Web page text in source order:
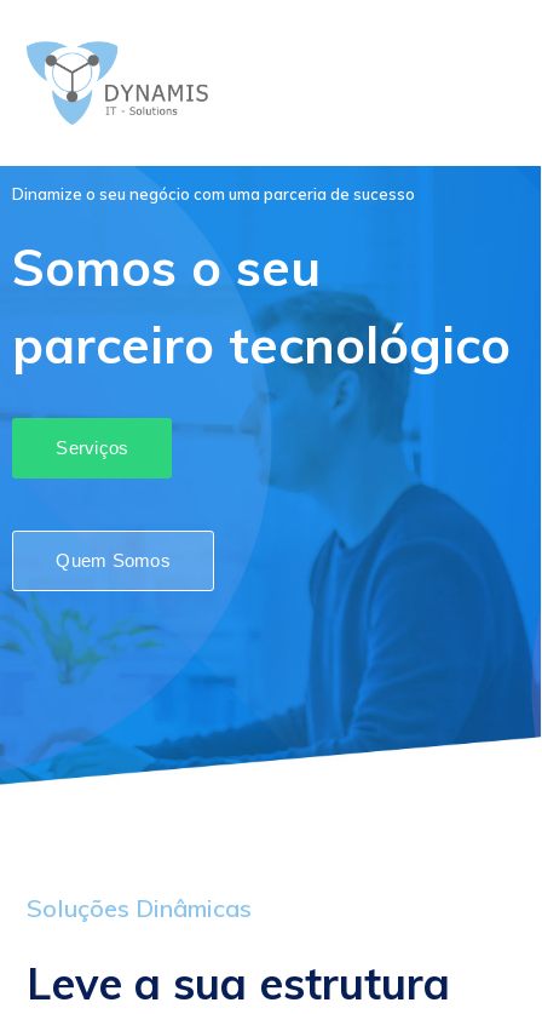
Dinamize o seu negócio com uma parceria de sucesso
Somos o seu
parceiro tecnológico
Serviços
Quem Somos
Soluções Dinâmicas
Leve a sua estrutura